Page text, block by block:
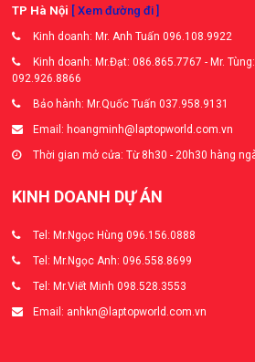
TP Hà Nội [ Xem đường đi ]
Kinh doanh: Mr. Anh Tuấn 096.108.9922
Kinh doanh: Mr.Đạt: 086.865.7767 - Mr. Tùng:
092.926.8866
Bảo hành: Mr.Quốc Tuấn 037.958.9131
Email: hoangminh@laptopworld.com.vn
Thời gian mở cửa: Từ 8h30 - 20h30 hàng
KINH DOANH DỰ ÁN
Tel: Mr.Ngọc Hùng 096.156.0888
Tel: Mr.Ngọc Anh: 096.558.8699
Tel: Mr.Viết Minh 098.528.3553
Email: anhkn@laptopworld.com.vn